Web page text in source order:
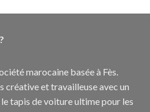
marocaine basée à Fès.
créative et travailleuse avec un
tapis de voiture ultime pour les